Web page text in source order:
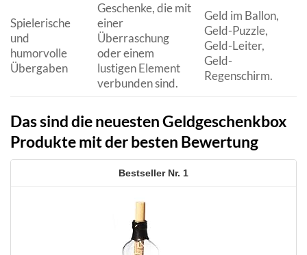
Spielerische
und
humorvolle
Übergaben
Geschenke, die mit
einer
Überraschung
oder einem
lustigen Element
verbunden sind.
Geld im Ballon,
Geld-Puzzle,
Geld-Leiter,
Geld-
Regenschirm.
Das sind die neuesten Geldgeschenkbox
Produkte mit der besten Bewertung
1